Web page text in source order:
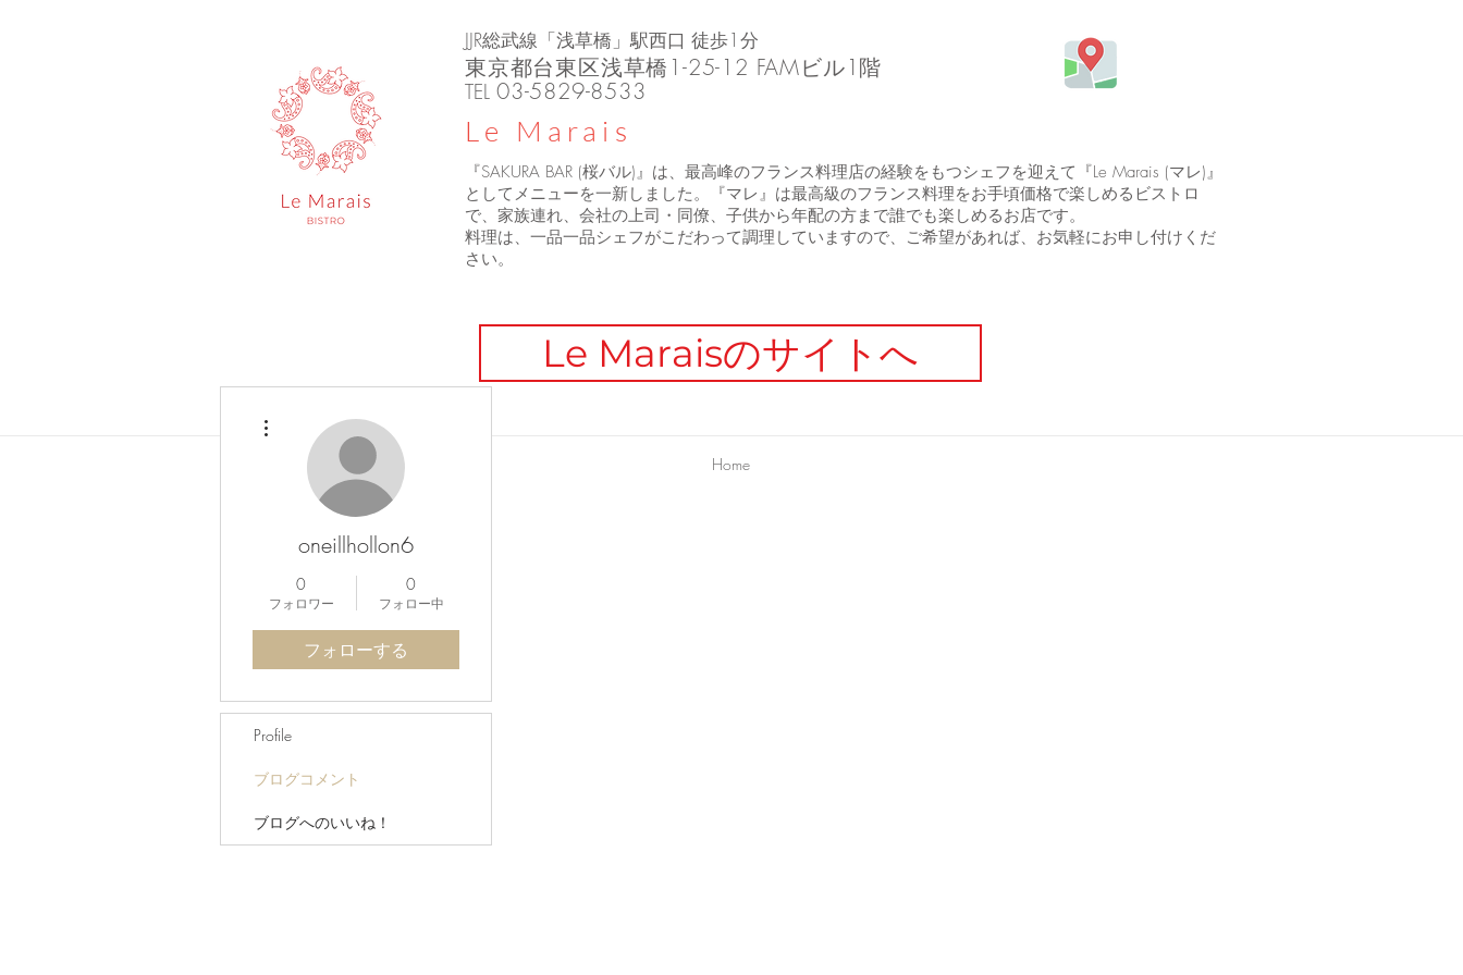
JJR総武線「浅草橋」駅西口 徒歩1分
東京都台東区浅草橋1-25-12 FAMビル1階
TEL 03-5829-8533
Le Marais
『SAKURA BAR (桜バル)』は、最高峰のフランス料理店の経験をもつシェフを迎えて『Le Marais (マレ)』
としてメニューを一新しました。『マレ』は最高級のフランス料理をお手頃価格で楽しめるビストロ
で、家族連れ、会社の上司・同僚、子供から年配の方まで誰でも楽しめるお店です。
料理は、一品一品シェフがこだわって調理していますので、ご希望があれば、お気軽にお申し付けくだ
さい。
Le Maraisのサイトへ
Home
oneillhollon6
0
フォロワー
0
フォロー中
フォローする
Profile
ブログコメント
ブログへのいいね！